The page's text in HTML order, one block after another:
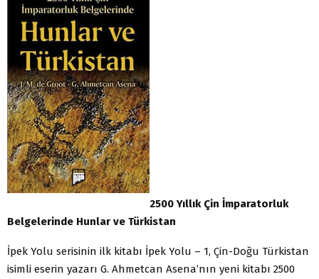
2500 Yıllık Çin İmparatorluk
Belgelerinde Hunlar ve Türkistan
İpek Yolu serisinin ilk kitabı İpek Yolu – 1, Çin-Doğu Türkistan
isimli eserin yazarı G. Ahmetcan Asena’nın yeni kitabı 2500